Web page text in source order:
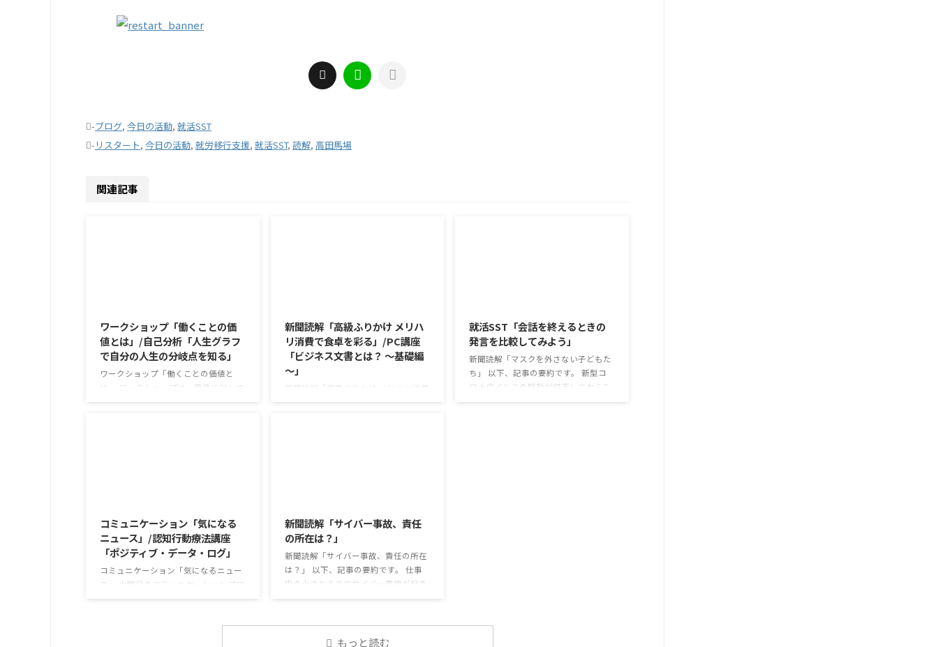
-ブログ, 今日の活動, 就活SST
- リスタート, 今日の活動, 就労移行支援, 就活SST, 読解, 高田馬場
関連記事
ワークショップ「働くことの価
値とは」/自己分析「人生グラフ
で自分の人生の分岐点を知る」
ワークショップ「働くことの価値と
は」 ワークショップは、意見に対して
ますよ。 今回のテーマは「働くことの
価値とは」です。 働くことの価値とは
なんなのでしょうか。 もちろん、お金
を稼ぐことも重要な働くこと ...
新聞読解「高級ふりかけ メリハ
リ消費で食卓を彩る」/PC講座
「ビジネス文書とは？ ～基礎編
～」
新聞読解「高級ふりかけ メリハリ消費
りかけと変わらず栄養も取れるのでは
ふりかけのように小さな喜びを得て、
精神的なケアをすることも重要 支出を
減らすも ...
就活SST「会話を終えるときの
発言を比較してみよう」
新聞読解「マスクを外さない子どもた
ち」 以下、記事の要約です。 新型コ
ロナウイルスの騒動が収束してから3
コミュニケーション「気になる
ニュース」/認知行動療法講座
「ポジティブ・データ・ログ」
コミュニケーション「気になるニュー
ス」 火曜日のコミュニケーションプロ
ていく中で必要なコミュニケーション
新聞読解「サイバー事故、責任
の所在は？」
新聞読解「サイバー事故、責任の所在
は？」 以下、記事の要約です。 仕事
中の小さなミスでサイバー事故が起き
従業員側に懲戒処分を行っている。 利
用者さんの意見 サイバー事故は手口
もっと読む